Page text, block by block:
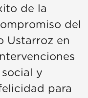
de la
del
Ustarroz en
y
para